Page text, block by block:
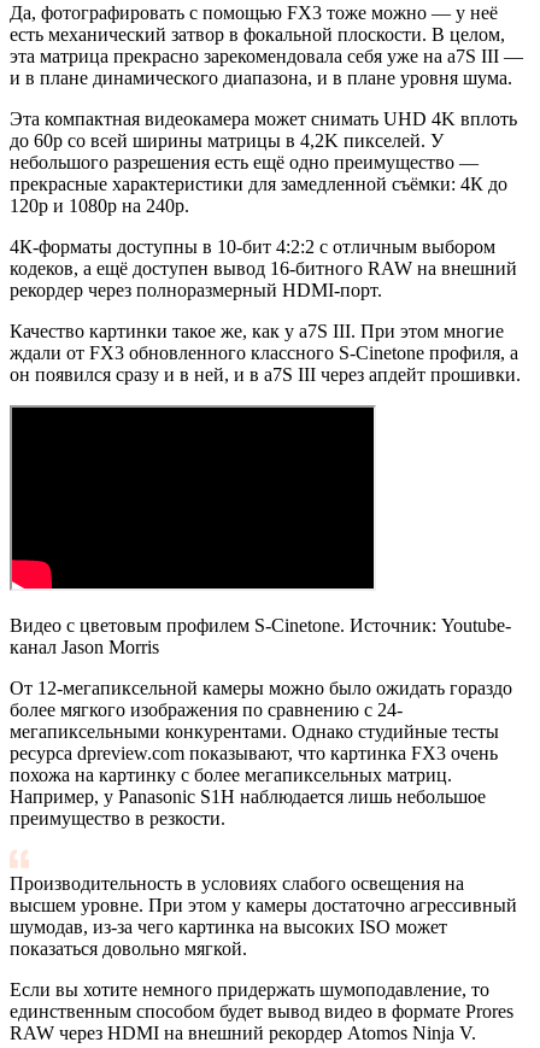
Да, фотографировать с помощью FX3 тоже можно — у неё
есть механический затвор в фокальной плоскости. В целом,
эта матрица прекрасно зарекомендовала себя уже на a7S III —
и в плане динамического диапазона, и в плане уровня шума.
Эта компактная видеокамера может снимать UHD 4K вплоть
до 60p со всей ширины матрицы в 4,2K пикселей. У
небольшого разрешения есть ещё одно преимущество —
прекрасные характеристики для замедленной съёмки: 4К до
120p и 1080p на 240p.
4К-форматы доступны в 10-бит 4:2:2 с отличным выбором
кодеков, а ещё доступен вывод 16-битного RAW на внешний
рекордер через полноразмерный HDMI-порт.
Качество картинки такое же, как у a7S III. При этом многие
ждали от FX3 обновленного классного S-Cinetone профиля, а
он появился сразу и в ней, и в a7S III через апдейт прошивки.
Видео с цветовым профилем S-Cinetone. Источник: Youtube-
канал Jason Morris
От 12-мегапиксельной камеры можно было ожидать гораздо
более мягкого изображения по сравнению с 24-
мегапиксельными конкурентами. Однако студийные тесты
ресурса dpreview.com показывают, что картинка FX3 очень
похожа на картинку с более мегапиксельных матриц.
Например, у Panasonic S1H наблюдается лишь небольшое
преимущество в резкости.
Производительность в условиях слабого освещения на
высшем уровне. При этом у камеры достаточно агрессивный
шумодав, из-за чего картинка на высоких ISO может
показаться довольно мягкой.
Если вы хотите немного придержать шумоподавление, то
единственным способом будет вывод видео в формате Prores
RAW через HDMI на внешний рекордер Atomos Ninja V.